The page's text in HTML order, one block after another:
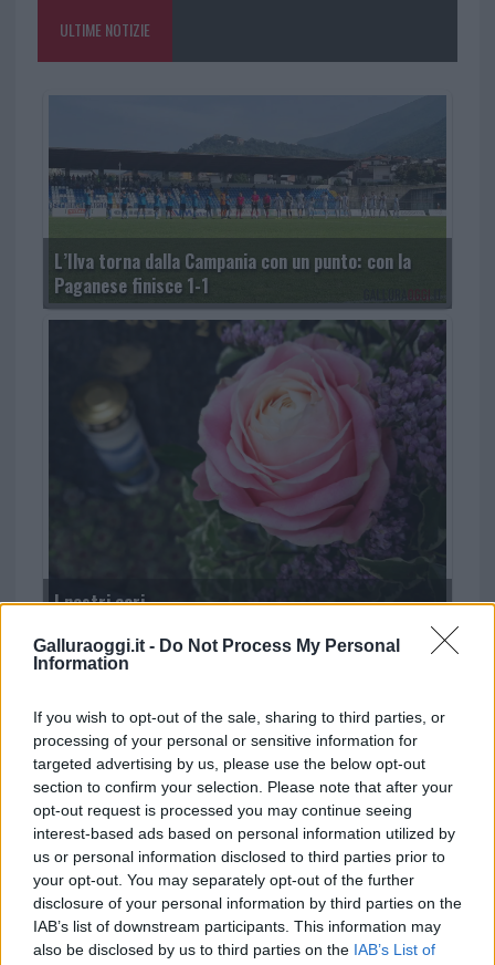
Galluraoggi.it - Do Not Process My Personal
Information
If you wish to opt-out of the sale, sharing to third parties, or
processing of your personal or sensitive information for
targeted advertising by us, please use the below opt-out
section to confirm your selection. Please note that after your
opt-out request is processed you may continue seeing
interest-based ads based on personal information utilized by
us or personal information disclosed to third parties prior to
your opt-out. You may separately opt-out of the further
disclosure of your personal information by third parties on the
IAB’s list of downstream participants. This information may
also be disclosed by us to third parties on the IAB’s List of
ULTIME NOTIZIE
L’Ilva torna dalla Campania con un punto: con la
Paganese finisce 1-1
I nostri cari
Torres-Olbia 1-1 coi brividi: rossoblù allo scadere e
Ragatzu nel recupero